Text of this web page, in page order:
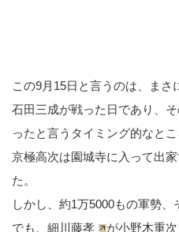
この9月15日と言うのは、まさ
石田三成が戦った日であり、
ったと言うタイミング的なとこ
京極高次は園城寺に入って出家
た。
しかし、約1万5000もの軍勢、
でも、 細川藤孝 が小野木重次